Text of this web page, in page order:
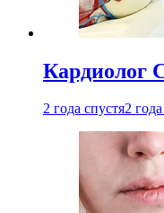
Кардиолог
2 года спустя2